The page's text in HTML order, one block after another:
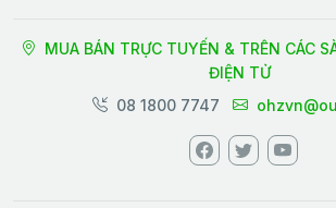
MUA BÁN TRỰC TUYẾN & TRÊN CÁC
ĐIỆN TỬ
08 1800 7747